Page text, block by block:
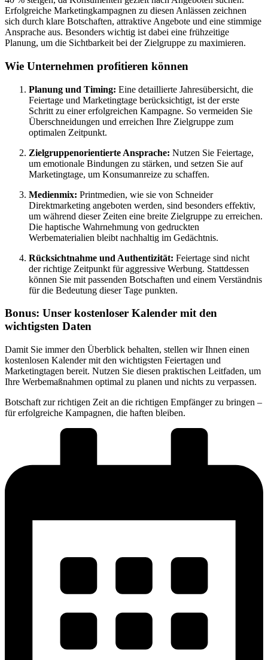
Erfolgreiche Marketingkampagnen zu diesen Anlässen zeichnen
sich durch klare Botschaften, attraktive Angebote und eine stimmige
Ansprache aus. Besonders wichtig ist dabei eine frühzeitige
Planung, um die Sichtbarkeit bei der Zielgruppe zu maximieren.
Wie Unternehmen profitieren können
Planung und Timing: Eine detaillierte Jahresübersicht, die
Feiertage und Marketingtage berücksichtigt, ist der erste
Schritt zu einer erfolgreichen Kampagne. So vermeiden Sie
Überschneidungen und erreichen Ihre Zielgruppe zum
optimalen Zeitpunkt.
Zielgruppenorientierte Ansprache: Nutzen Sie Feiertage,
um emotionale Bindungen zu stärken, und setzen Sie auf
Marketingtage, um Konsumanreize zu schaffen.
Medienmix: Printmedien, wie sie von Schneider
Direktmarketing angeboten werden, sind besonders effektiv,
um während dieser Zeiten eine breite Zielgruppe zu erreichen.
Die haptische Wahrnehmung von gedruckten
Werbematerialien bleibt nachhaltig im Gedächtnis.
Rücksichtnahme und Authentizität: Feiertage sind nicht
der richtige Zeitpunkt für aggressive Werbung. Stattdessen
können Sie mit passenden Botschaften und einem Verständnis
für die Bedeutung dieser Tage punkten.
Bonus: Unser kostenloser Kalender mit den
wichtigsten Daten
Damit Sie immer den Überblick behalten, stellen wir Ihnen einen
kostenlosen Kalender mit den wichtigsten Feiertagen und
Marketingtagen bereit. Nutzen Sie diesen praktischen Leitfaden, um
Ihre Werbemaßnahmen optimal zu planen und nichts zu verpassen.
Botschaft zur richtigen Zeit an die richtigen Empfänger zu bringen –
für erfolgreiche Kampagnen, die haften bleiben.